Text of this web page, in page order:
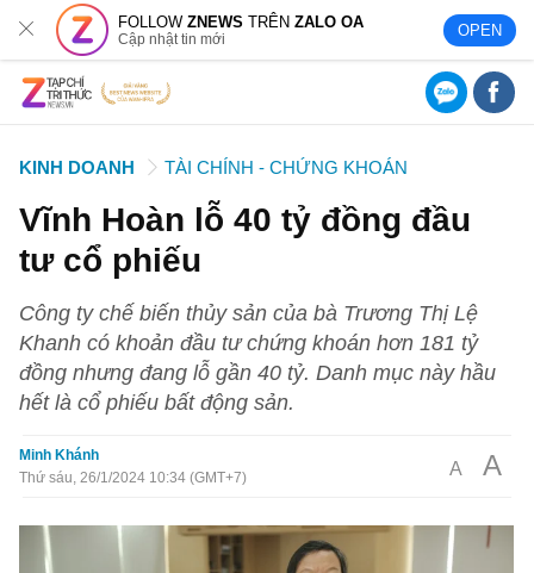
FOLLOWZNEWS TRÊNZALO OA
Cập nhật tin mới OPEN
KINH DOANH TÀI CHÍNH - CHỨNG KHOÁN
Vĩnh Hoàn lỗ 40 tỷ đồng đầu
tư cổ phiếu
Công ty chế biến thủy sản của bà Trương Thị Lệ
Khanh có khoản đầu tư chứng khoán hơn 181 tỷ
đồng nhưng đang lỗ gần 40 tỷ. Danh mục này hầu
hết là cổ phiếu bất động sản.
Minh Khánh
Thứ sáu, 26/1/2024 10:34 (GMT+7)
A A